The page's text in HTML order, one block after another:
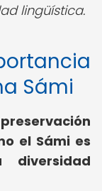
lingüística.
Sámi
el Sámi es